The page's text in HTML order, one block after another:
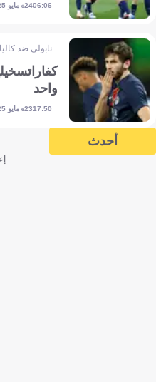
06:0624 مايو 2025
نابولي ضد
واحد
17:5023 مايو 2025
أحدث